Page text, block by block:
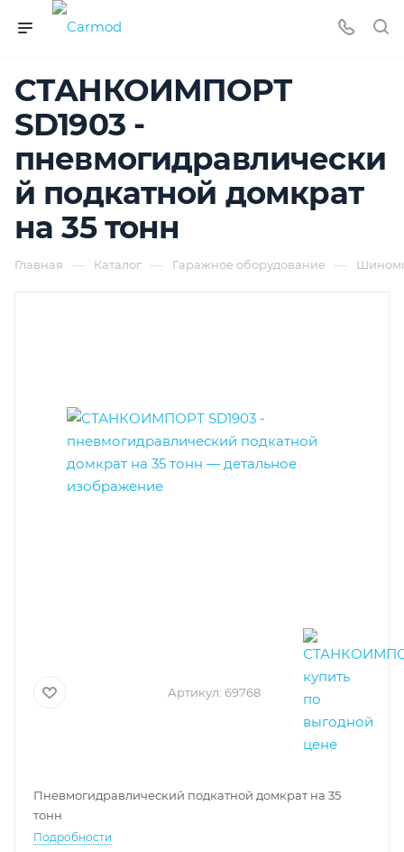
СТАНКОИМПОРТ
SD1903 -
пневмогидравлически
й подкатной домкрат
на 35 тонн
Главная — Каталог — Гаражное оборудование —
Артикул: 69768
Пневмогидравлический подкатной домкрат на 35
тонн
Подробности